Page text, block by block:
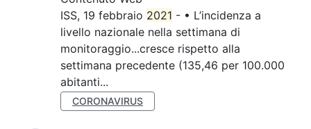
ISS, 19 febbraio 2021 - • L’incidenza a
livello nazionale nella settimana di
monitoraggio...cresce rispetto alla
settimana precedente (135,46 per 100.000
abitanti...
CORONAVIRUS